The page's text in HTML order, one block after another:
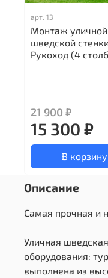
арт. 13
Монтаж уличной
шведской
Рукоход (4
21 900 ₽
15 300 ₽
В корзину
Описание
Самая прочная и
Уличная
оборудования:
выполнена из